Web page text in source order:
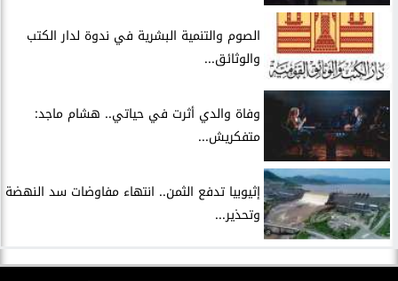
الصوم والتنمية البشرية في ندوة لدار الكتب
والوثائق...
وفاة والدي أثرت في حياتي.. هشام ماجد:
متفكريش...
إثيوبيا تدفع الثمن.. انتهاء مفاوضات سد النهضة
وتحذير...